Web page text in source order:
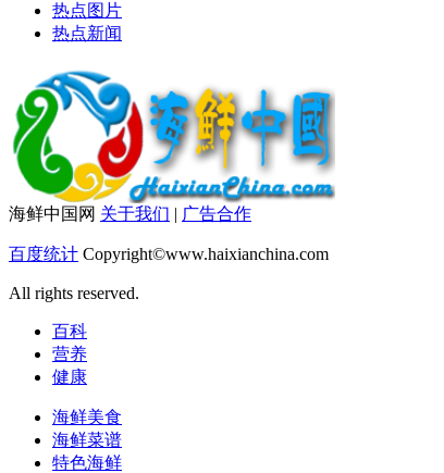
热点图片
热点新闻
海鲜中国网 关于我们 | 广告合作
百度统计 Copyright©www.haixianchina.com
All rights reserved.
百科
营养
健康
海鲜美食
海鲜菜谱
特色海鲜